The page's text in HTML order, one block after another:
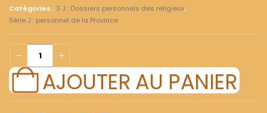
Catégories : 3 J : Dossiers personnels des religieux,
Série J : personnel de la Province
AJOUTER AU PANIER